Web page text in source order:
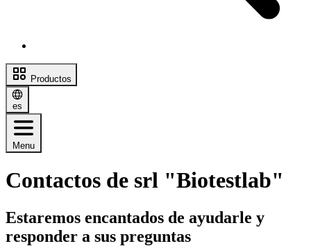
Productos
es
Menu
Contactos de srl "Biotestlab"
Estaremos encantados de ayudarle y
responder a sus preguntas